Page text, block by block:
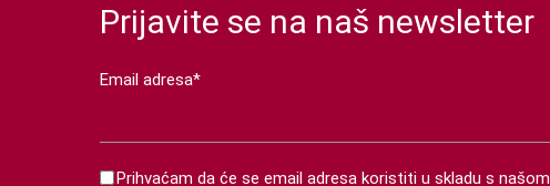
Prijavite se na naš newsletter
Email adresa*
Prihvaćam da će se email adresa koristiti u skladu s našom